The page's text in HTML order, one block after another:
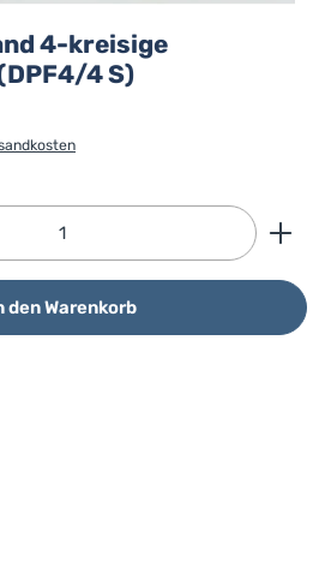
4-kreisige
4 S)
den gewünschten Wert ein
den Warenkorb